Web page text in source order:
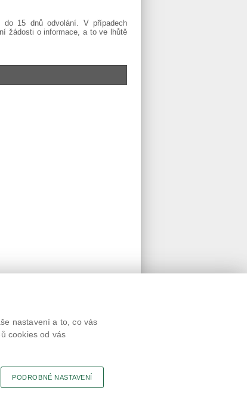
do 15 dnů odvolání. V případech
žádosti o informace, a to ve lhůtě
Připomínky
Tisk stránky
nastavení a to, co vás
cookies od vás
PODROBNÉ NASTAVENÍ